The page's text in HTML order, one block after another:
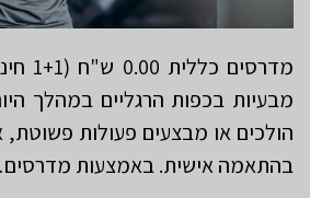
מבעיות בכפות הרגליים במהלך
הולכים או מבצעים פעולות
בהתאמה אישית. באמצעות